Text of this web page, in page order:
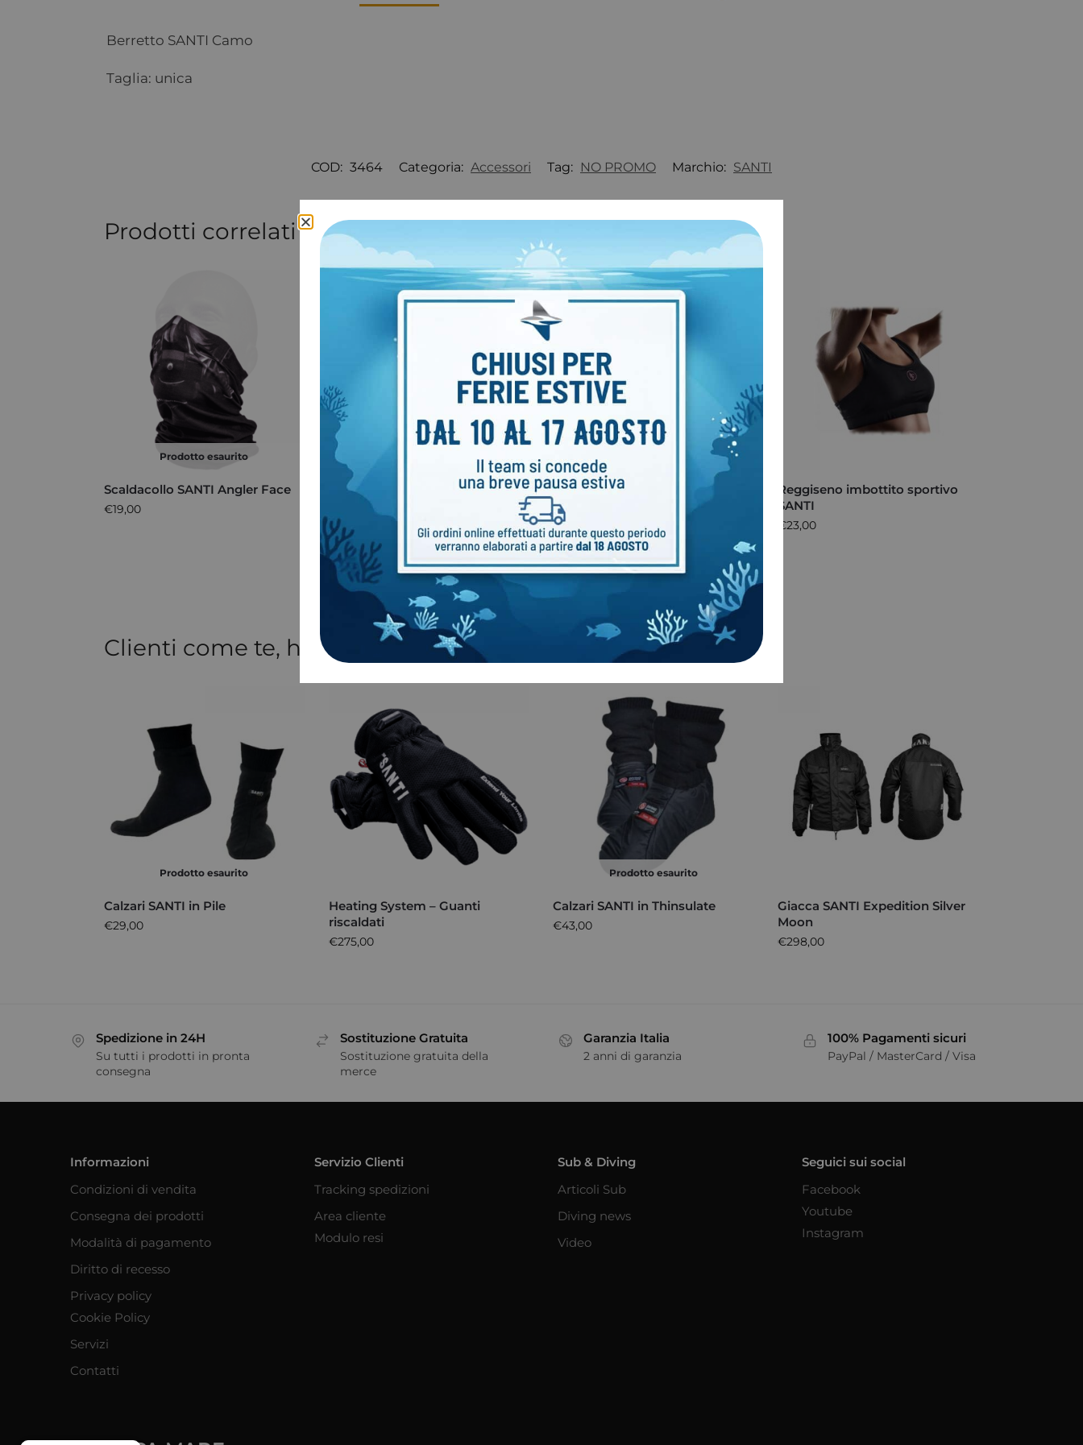
Berretto SANTI Camo
Taglia: unica
COD: 3464 Categoria: Accessori Tag: NO PROMO Marchio: SANTI
Prodotti correlati
Prodotto esaurito
Scaldacollo SANTI Angler Face
€19,00
Berretto SANTI in Thinsulate
€
-16%
Tazza Halcyon
€19,00
Reggiseno imbottito sportivo
SANTI
€23,00
Clienti come te, hanno acquistato anche:
Prodotto esaurito
Calzari SANTI in Pile
€29,00
Heating System – Guanti
riscaldati
€275,00
Prodotto esaurito
Calzari SANTI in Thinsulate
€43,00
Giacca SANTI Expedition Silver
Moon
€298,00
Spedizione in 24H
Su tutti i prodotti in pronta
consegna
Sostituzione Gratuita
Sostituzione gratuita della
merce
Garanzia Italia
2 anni di garanzia
100% Pagamenti sicuri
PayPal / MasterCard / Visa
Informazioni
Condizioni di vendita
Consegna dei prodotti
Modalità di pagamento
Diritto di recesso
Privacy policy
Cookie Policy
Servizi
Contatti
Servizio Clienti
Tracking spedizioni
Area cliente
Modulo resi
Sub & Diving
Articoli Sub
Diving news
Video
Seguici sui social
Facebook
Youtube
Instagram